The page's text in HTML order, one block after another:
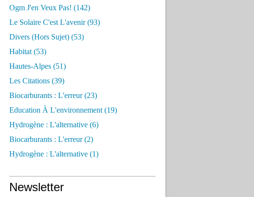
Ogm J'en Veux Pas! (142)
Le Solaire C'est L'avenir(93)
Divers (hors Sujet) (53)
Habitat (53)
Hautes-Alpes (51)
Les Citations (39)
Biocarburants : L'erreur(23)
Education À L'environnement (19)
Hydrogène : L'alternative (6)
Biocarburants : L'erreur(2)
Hydrogène : L'alternative (1)
Newsletter